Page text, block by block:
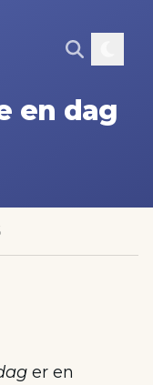
en dag
er en